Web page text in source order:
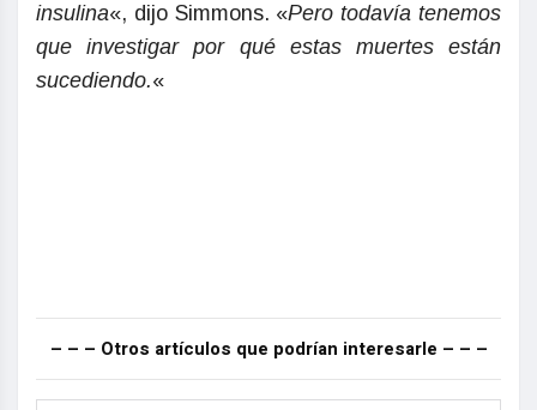
insulina«, dijo Simmons. «Pero todavía tenemos
que investigar por qué estas muertes están
sucediendo.«
– – – Otros artículos que podrían interesarle – – –